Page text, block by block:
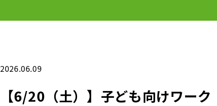
2026.06.09
【6/20（土）】子ども向けワーク